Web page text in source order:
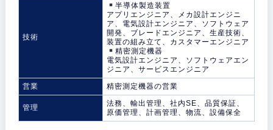
技術
半導体製造装置
アプリエンジニア、メカ設計エンジニ
ア、電気設計エンジニア、ソフトウェア
開発、ブレードエンジニア、生産技術、
装置の組み立て、カスタマーエンジニア
精密測定機器
電気設計エンジニア、ソフトウェアエン
ジニア、サービスエンジニア
営業
精密測定機器の営業
管理
法務、輸出管理、社内SE、品質保証、
原価管理、計画管理、物流、設備保全